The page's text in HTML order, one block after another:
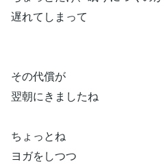
遅れてしまって
その代償が
翌朝にきましたね
ちょっとね
ヨガをしつつ